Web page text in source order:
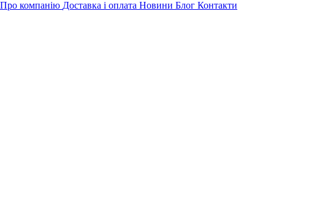
Про компанію Доставка і оплата Новини Блог Контакти